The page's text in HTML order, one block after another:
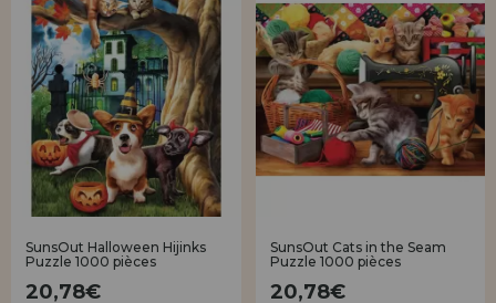
SunsOut Halloween Hijinks
Puzzle 1000 pièces
20,78€
SunsOut Cats in the Seam
Puzzle 1000 pièces
20,78€